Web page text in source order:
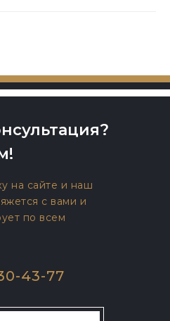
43-77
на сайте и наш
с вами и
по всем